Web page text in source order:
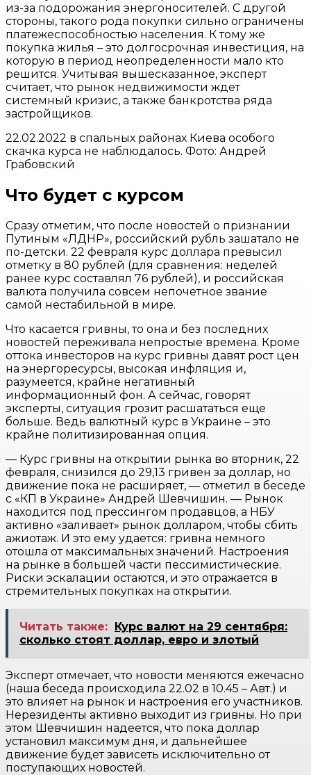
из-за подорожания энергоносителей. С другой
стороны, такого рода покупки сильно ограничены
платежеспособностью населения. К тому же
покупка жилья – это долгосрочная инвестиция, на
которую в период неопределенности мало кто
решится. Учитывая вышесказанное, эксперт
считает, что рынок недвижимости ждет
системный кризис, а также банкротства ряда
застройщиков.
22.02.2022 в спальных районах Киева особого
скачка курса не наблюдалось. Фото: Андрей
Грабовский
Что будет с курсом
Сразу отметим, что после новостей о признании
Путиным «ЛДНР», российский рубль зашатало не
по-детски. 22 февраля курс доллара превысил
отметку в 80 рублей (для сравнения: неделей
ранее курс составлял 76 рублей), и российская
валюта получила совсем непочетное звание
самой нестабильной в мире.
Что касается гривны, то она и без последних
новостей переживала непростые времена. Кроме
оттока инвесторов на курс гривны давят рост цен
на энергоресурсы, высокая инфляция и,
разумеется, крайне негативный
информационный фон. А сейчас, говорят
эксперты, ситуация грозит расшататься еще
больше. Ведь валютный курс в Украине – это
крайне политизированная опция.
— Курс гривны на открытии рынка во вторник, 22
февраля, снизился до 29,13 гривен за доллар, но
движение пока не расширяет, — отметил в беседе
с «КП в Украине» Андрей Шевчишин. — Рынок
находится под прессингом продавцов, а НБУ
активно «заливает» рынок долларом, чтобы сбить
ажиотаж. И это ему удается: гривна немного
отошла от максимальных значений. Настроения
на рынке в большей части пессимистические.
Риски эскалации остаются, и это отражается в
стремительных покупках на открытии.
Читать также: Курс валют на 29 сентября:
сколько стоят доллар, евро и злотый
Эксперт отмечает, что новости меняются ежечасно
(наша беседа происходила 22.02 в 10.45 – Авт.) и
это влияет на рынок и настроения его участников.
Нерезиденты активно выходит из гривны. Но при
этом Шевчишин надеется, что пока доллар
установил максимум дня, и дальнейшее
движение будет зависеть исключительно от
поступающих новостей.